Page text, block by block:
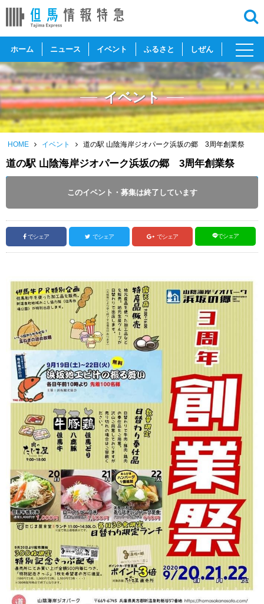
ホーム ニュース イベント ふるさと しぜん
toggle
イベント
HOME イベント 道の駅 山陰海岸ジオパーク浜坂の郷 3周年創業祭
道の駅 山陰海岸ジオパーク浜坂の郷 3周年創業祭
このイベント・募集は終了しています
でシェア でシェア でシェア でシェア